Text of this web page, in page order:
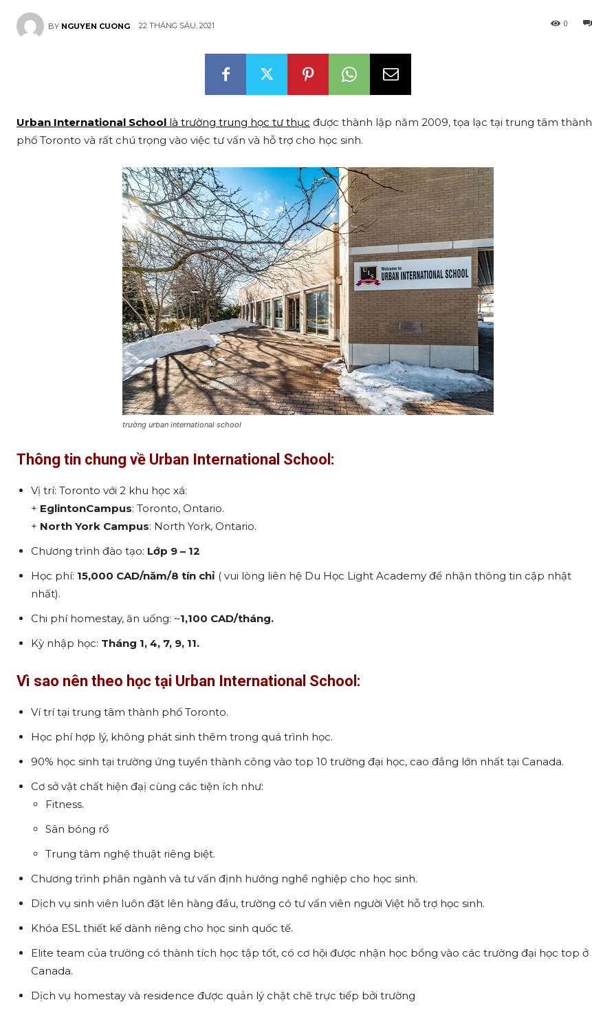
BY NGUYEN CUONG 22 THÁNG SÁU, 2021 0
Urban International School là trường trung học tư thục được thành lập năm 2009, tọa lạc tại trung tâm thành
phố Toronto và rất chú trọng vào việc tư vấn và hỗ trợ cho học sinh.
trường urban international school
Thông tin chung về Urban International School:
Vị trí: Toronto với 2 khu học xá:
+ EglintonCampus: Toronto, Ontario.
+ North York Campus: North York, Ontario.
Chương trình đào tạo: Lớp 9 – 12
Học phí: 15,000 CAD/năm/8 tín chỉ ( vui lòng liên hệ Du Học Light Academy để nhận thông tin cập nhật
nhất).
Chi phí homestay, ăn uống: ~1,100 CAD/tháng.
Kỳ nhập học: Tháng 1, 4, 7, 9, 11.
Vì sao nên theo học tại Urban International School:
Ví trí tại trung tâm thành phố Toronto.
Học phí hợp lý, không phát sinh thêm trong quá trình học.
90% học sinh tại trường ứng tuyển thành công vào top 10 trường đại học, cao đẳng lớn nhất tại Canada.
Cơ sở vật chất hiện đạị cùng các tiện ích như:
Fitness.
Sân bóng rổ
Trung tâm nghệ thuật riêng biệt.
Chương trình phân ngành và tư vấn định hướng nghề nghiệp cho học sinh.
Dịch vụ sinh viên luôn đặt lên hàng đầu, trường có tư vấn viên người Việt hỗ trợ học sinh.
Khóa ESL thiết kế dành riêng cho học sinh quốc tế.
Elite team của trường có thành tích học tập tốt, có cơ hội được nhận học bổng vào các trường đại học top ở
Canada.
Dịch vụ homestay và residence được quản lý chặt chẽ trực tiếp bởi trường